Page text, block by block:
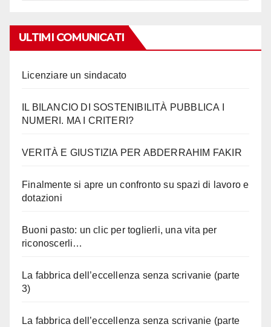
ULTIMI COMUNICATI
Licenziare un sindacato
IL BILANCIO DI SOSTENIBILITÀ PUBBLICA I
NUMERI. MA I CRITERI?
VERITÀ E GIUSTIZIA PER ABDERRAHIM FAKIR
Finalmente si apre un confronto su spazi di lavoro e
dotazioni
Buoni pasto: un clic per toglierli, una vita per
riconoscerli…
La fabbrica dell’eccellenza senza scrivanie (parte
3)
La fabbrica dell’eccellenza senza scrivanie (parte